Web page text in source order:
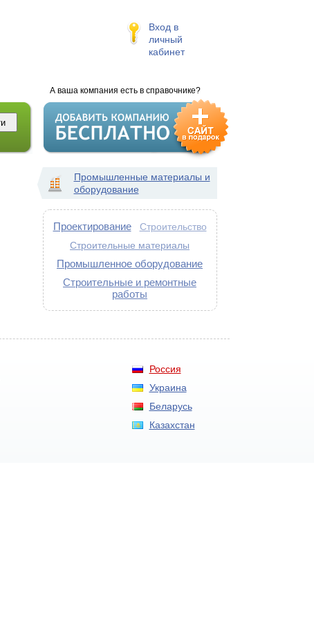
Вход в
личный
кабинет
А ваша компания есть в справочнике?
Промышленные материалы и
оборудование
Проектирование Строительство
Строительные материалы
Промышленное оборудование
Строительные и ремонтные
работы
Россия
Украина
Беларусь
Казахстан